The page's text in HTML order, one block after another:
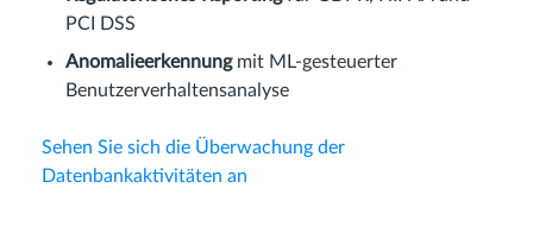
PCI DSS
Anomalieerkennungmit ML-gesteuerter
Benutzerverhaltensanalyse
Sehen Sie sich die Überwachung der
Datenbankaktivitäten an